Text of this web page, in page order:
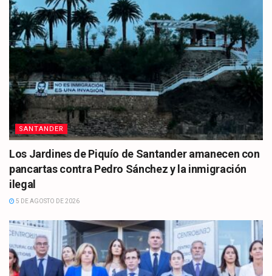
SANTANDER
Los Jardines de Piquío de Santander amanecen con
pancartas contra Pedro Sánchez y la inmigración
ilegal
5 DE AGOSTO DE 2026